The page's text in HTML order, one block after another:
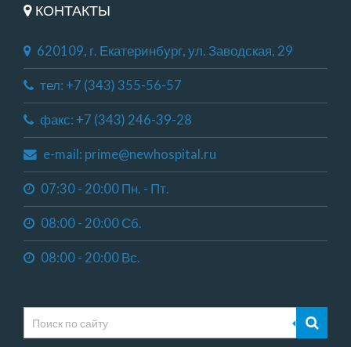
КОНТАКТЫ
620109, г. Екатеринбург, ул. Заводская, 29
тел: +7 (343) 355-56-57
факс: +7 (343) 246-39-28
e-mail: prime@newhospital.ru
07:30 - 20:00 Пн. - Пт.
08:00 - 20:00 Сб.
08:00 - 20:00 Вс.